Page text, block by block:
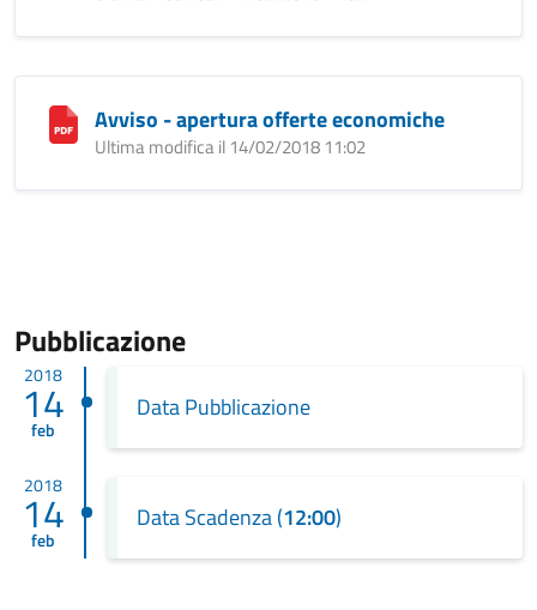
Avviso - apertura offerte economiche
Ultima modifica il 14/02/2018 11:02
Pubblicazione
2018
14
feb
Data Pubblicazione
2018
14
feb
Data Scadenza (12:00)